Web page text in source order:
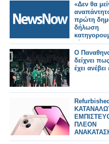
«Δεν θα
πρώτη
δήλωση
δίκη για
Ο
δείχνει
έχει
ΠΛΕΟΝ
ΚΙΝΗΤΑ ΤΟ